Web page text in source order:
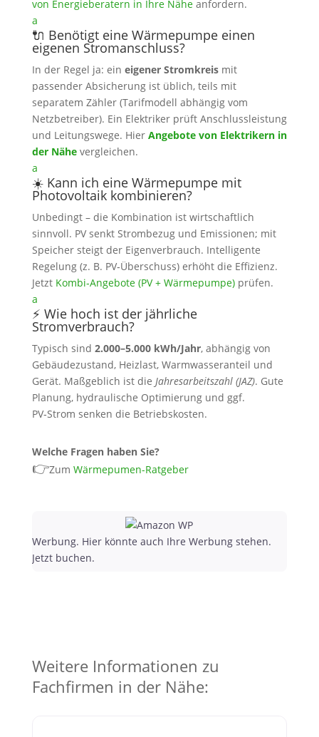
von Energieberatern in Ihre Näheanfordern.
a
🔌 Benötigt eine Wärmepumpe einen
eigenen Stromanschluss?
In der Regel ja: ein eigener Stromkreismit
passender Absicherung ist üblich, teils mit
separatem Zähler (Tarifmodell abhängig vom
Netzbetreiber). Ein Elektriker prüft Anschlussleistung
und Leitungswege. Hier Angebote von Elektrikern in
der Nähe vergleichen.
a
☀️ Kann ich eine Wärmepumpe mit
Photovoltaik kombinieren?
Unbedingt – die Kombination ist wirtschaftlich
sinnvoll. PV senkt Strombezug und Emissionen; mit
Speicher steigt der Eigenverbrauch. Intelligente
Regelung (z. B. PV‑Überschuss) erhöht die Effizienz.
Jetzt Kombi‑Angebote (PV + Wärmepumpe)prüfen.
a
⚡ Wie hoch ist der jährliche
Stromverbrauch?
Typisch sind 2.000–5.000 kWh/Jahr, abhängig von
Gebäudezustand, Heizlast, Warmwasseranteil und
Gerät. Maßgeblich ist die Jahresarbeitszahl (JAZ). Gute
Planung, hydraulische Optimierung und ggf.
PV‑Strom senken die Betriebskosten.
Welche Fragen haben Sie?
👉Zum Wärmepumen-Ratgeber
Werbung. Hier könnte auch Ihre Werbung stehen.
Jetzt buchen.
Weitere Informationen zu
Fachfirmen in der Nähe: